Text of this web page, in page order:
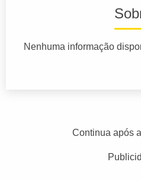
Nenhuma informação
Continua após